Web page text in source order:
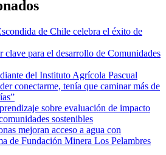
de Chile celebra el éxito de
clave para el desarrollo de Comunidades
del Instituto Agrícola Pascual
conectarme, tenía que caminar más de
sobre evaluación de impacto
sostenibles
mejoran acceso a agua con
de Fundación Minera Los Pelambres